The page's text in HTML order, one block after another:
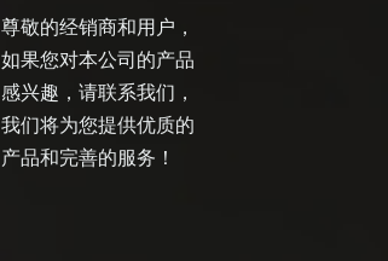
尊敬的经销商和用户，
如果您对本公司的产品
感兴趣，请联系我们，
我们将为您提供优质的
产品和完善的服务！